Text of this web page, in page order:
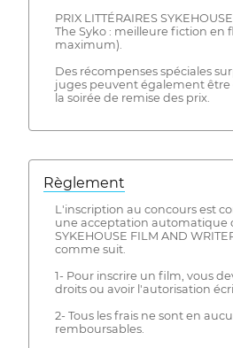
PRIX LITTÉRAIRES SYKEHOUSE
The Syko : meilleure fiction en
maximum).
Des récompenses spéciales
juges peuvent également être
la soirée de remise des prix.
Règlement
L'inscription au concours est
une acceptation automatique
SYKEHOUSE FILM AND
comme suit.
1- Pour inscrire un film, vous
droits ou avoir l'autorisation
2- Tous les frais ne sont en
remboursables.